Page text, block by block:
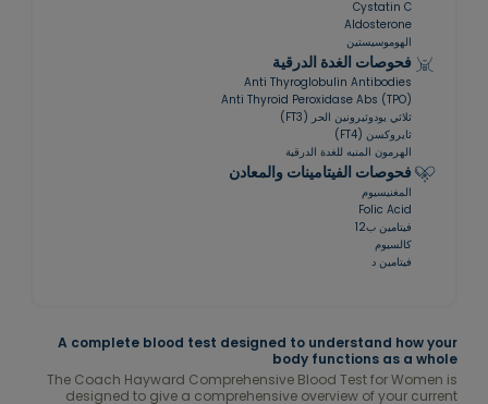
Cystatin C
Aldosterone
الهوموسيستين
فحوصات الغدة الدرقية
Anti Thyroglobulin Antibodies
Anti Thyroid Peroxidase Abs (TPO)
ثلاثي يودوثيرونين الحر (FT3)
ثايروكسن (FT4)
الهرمون المنبه للغدة الدرقية
فحوصات الفيتامينات والمعادن
المغنيسيوم
Folic Acid
فيتامين ب12
كالسيوم
فيتامين د
A complete blood test designed to understand how your
body functions as a whole
The Coach Hayward Comprehensive Blood Test for Women is
designed to give a comprehensive overview of your current